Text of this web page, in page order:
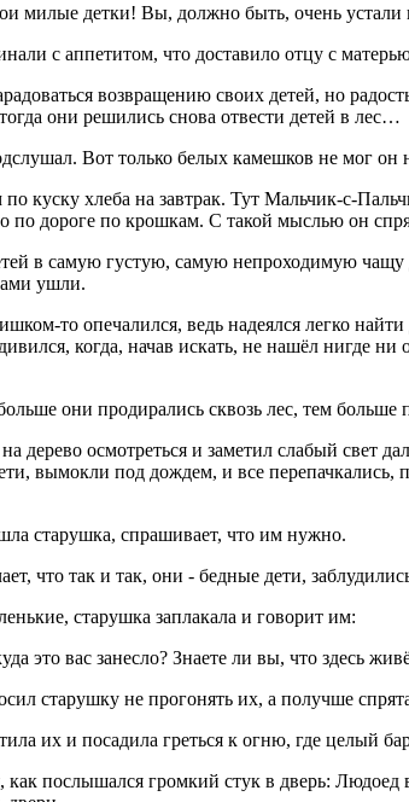
милые детки! Вы, должно быть, очень устали
с аппетитом, что доставило отцу с
возвращению своих детей, но
они решились снова отвести детей в лес…
Вот только белых камешков не мог он
куску хлеба на завтрак. Тут Мальчик-с-
по дороге по крошкам. С такой мыслью он
в самую густую, самую непроходимую чащу
ушли.
то опечалился, ведь надеялся легко
когда, начав искать, не нашёл нигде
они продирались сквозь лес, тем больше
дерево осмотреться и заметил слабый свет
вымокли под дождем, и все перепачкались,
старушка, спрашивает, что им нужно.
что так и так, они - бедные дети,
старушка заплакала и говорит им:
это вас занесло? Знаете ли вы, что здесь
старушку не прогонять их, а получше
их и посадила греться к огню, где целый
как послышался громкий стук в дверь: